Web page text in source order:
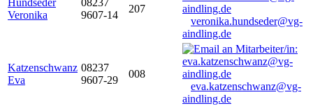
Hundseder
Veronika
08237
9607-14
207
veronika.hundseder@vg-
aindling.de
Katzenschwanz
Eva
08237
9607-29
008
eva.katzenschwanz@vg-
aindling.de